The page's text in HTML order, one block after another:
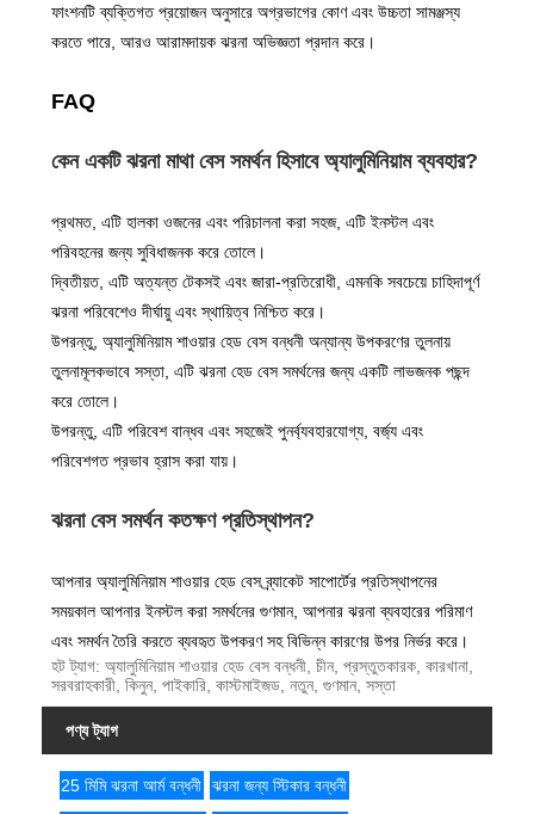
ফাংশনটি ব্যক্তিগত প্রয়োজন অনুসারে অগ্রভাগের কোণ এবং উচ্চতা সামঞ্জস্য
করতে পারে, আরও আরামদায়ক ঝরনা অভিজ্ঞতা প্রদান করে।
FAQ
কেন একটি ঝরনা মাথা বেস সমর্থন হিসাবে অ্যালুমিনিয়াম ব্যবহার?
প্রথমত, এটি হালকা ওজনের এবং পরিচালনা করা সহজ, এটি ইনস্টল এবং
পরিবহনের জন্য সুবিধাজনক করে তোলে।
দ্বিতীয়ত, এটি অত্যন্ত টেকসই এবং জারা-প্রতিরোধী, এমনকি সবচেয়ে চাহিদাপূর্ণ
ঝরনা পরিবেশেও দীর্ঘায়ু এবং স্থায়িত্ব নিশ্চিত করে।
উপরন্তু, অ্যালুমিনিয়াম শাওয়ার হেড বেস বন্ধনী অন্যান্য উপকরণের তুলনায়
তুলনামূলকভাবে সস্তা, এটি ঝরনা হেড বেস সমর্থনের জন্য একটি লাভজনক পছন্দ
করে তোলে।
উপরন্তু, এটি পরিবেশ বান্ধব এবং সহজেই পুনর্ব্যবহারযোগ্য, বর্জ্য এবং
পরিবেশগত প্রভাব হ্রাস করা যায়।
ঝরনা বেস সমর্থন কতক্ষণ প্রতিস্থাপন?
আপনার অ্যালুমিনিয়াম শাওয়ার হেড বেস ব্র্যাকেট সাপোর্টের প্রতিস্থাপনের
সময়কাল আপনার ইনস্টল করা সমর্থনের গুণমান, আপনার ঝরনা ব্যবহারের পরিমাণ
এবং সমর্থন তৈরি করতে ব্যবহৃত উপকরণ সহ বিভিন্ন কারণের উপর নির্ভর করে।
হট ট্যাগ: অ্যালুমিনিয়াম শাওয়ার হেড বেস বন্ধনী, চীন, প্রস্তুতকারক, কারখানা,
সরবরাহকারী, কিনুন, পাইকারি, কাস্টমাইজড, নতুন, গুণমান, সস্তা
পণ্য ট্যাগ
25 মিমি ঝরনা আর্ম বন্ধনী ঝরনা জন্য স্টিকার বন্ধনী